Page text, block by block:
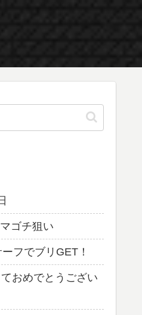
ゴチ狙い
フでブリGET！
おめでとうござい